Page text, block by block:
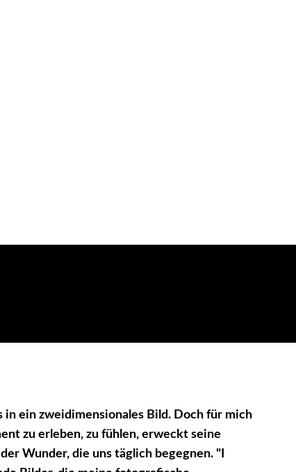
ein zweidimensionales Bild. Doch für mich
zu erleben, zu fühlen, erweckt seine
Wunder, die uns täglich begegnen. "I